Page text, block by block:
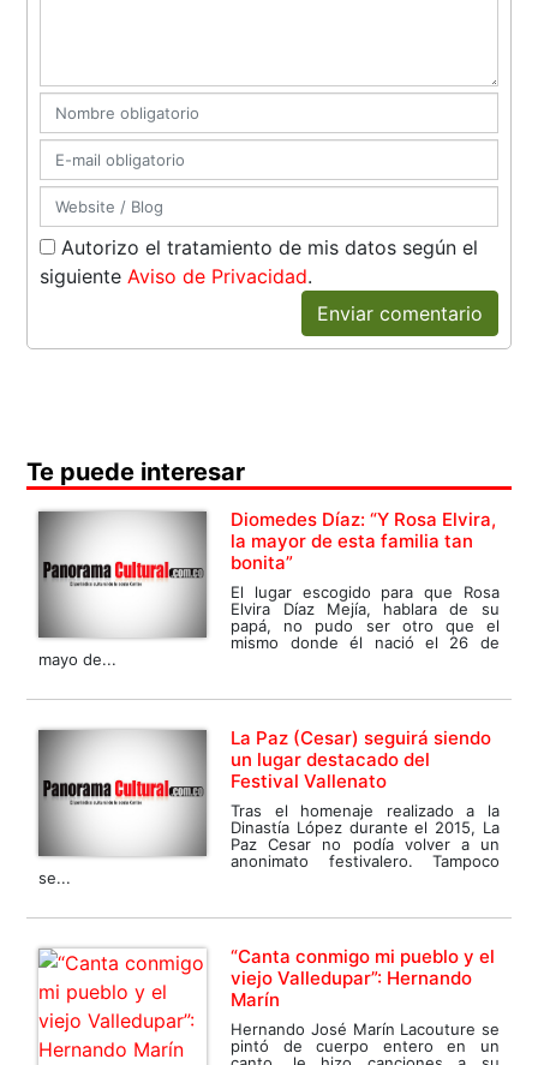
Autorizo el tratamiento de mis datos según el
siguienteAviso de Privacidad.
Enviar comentario
Te puede interesar
Diomedes Díaz: “Y Rosa Elvira,
la mayor de esta familia tan
bonita”
El lugar escogido para que Rosa
Elvira Díaz Mejía, hablara de su
papá, no pudo ser otro que el
mismo donde él nació el 26 de
mayo de...
La Paz (Cesar) seguirá siendo
un lugar destacado del
Festival Vallenato
Tras el homenaje realizado a la
Dinastía López durante el 2015, La
Paz Cesar no podía volver a un
anonimato festivalero. Tampoco
se...
“Canta conmigo mi pueblo y el
viejo Valledupar”: Hernando
Marín
Hernando José Marín Lacouture se
pintó de cuerpo entero en un